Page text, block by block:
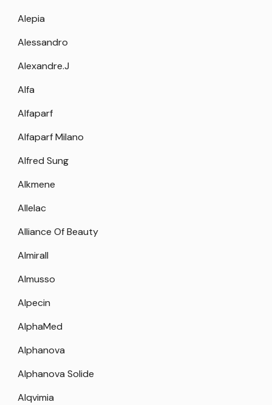
Alepia
Alessandro
Alexandre.J
Alfa
Alfaparf
Alfaparf Milano
Alfred Sung
Alkmene
Allelac
Alliance Of Beauty
Almirall
Almusso
Alpecin
AlphaMed
Alphanova
Alphanova Solide
Alqvimia